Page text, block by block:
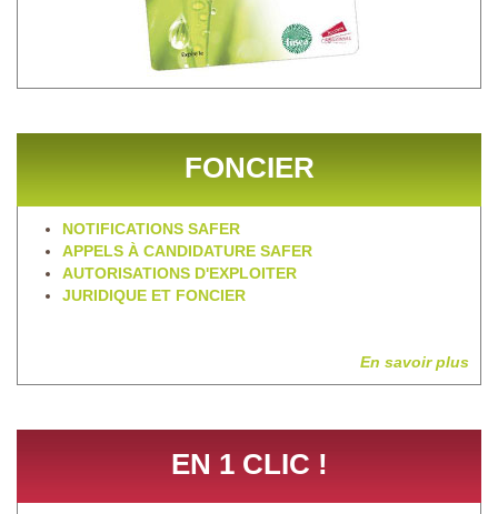
FONCIER
NOTIFICATIONS SAFER
APPELS À CANDIDATURE SAFER
AUTORISATIONS D'EXPLOITER
JURIDIQUE ET FONCIER
En savoir plus
EN 1 CLIC !